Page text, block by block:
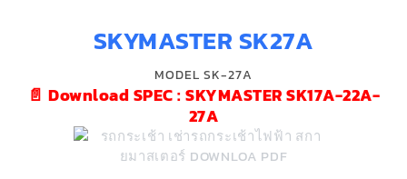
SKYMASTER SK27A
MODEL SK-27A
📄 Download SPEC : SKYMASTER SK17A-22A-
27A